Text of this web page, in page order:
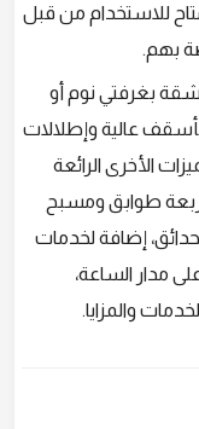
للاستخدام من قبل
بهم.
شقة بغرفتي نوم أو
من 5 غرف نوم، بأسقف عالية وإطلالات
الأخرى الرائعة
أربعة طوابق ومسبح
إضافة لخدمات
مدار الساعة،
والمزايا.